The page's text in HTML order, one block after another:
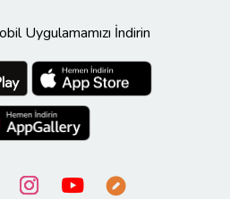
Uygulamamızı İndirin